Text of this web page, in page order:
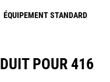
ÉQUIPEMENT STANDARD
POUR 416